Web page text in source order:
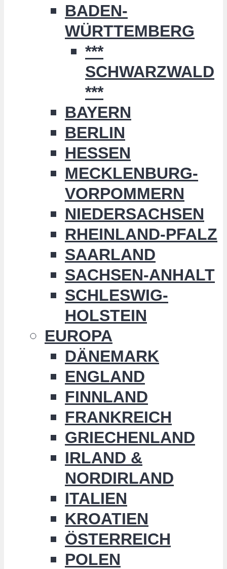
BADEN-
WÜRTTEMBERG
***
SCHWARZWALD
***
BAYERN
BERLIN
HESSEN
MECKLENBURG-
VORPOMMERN
NIEDERSACHSEN
RHEINLAND-PFALZ
SAARLAND
SACHSEN-ANHALT
SCHLESWIG-
HOLSTEIN
EUROPA
DÄNEMARK
ENGLAND
FINNLAND
FRANKREICH
GRIECHENLAND
IRLAND &
NORDIRLAND
ITALIEN
KROATIEN
ÖSTERREICH
POLEN